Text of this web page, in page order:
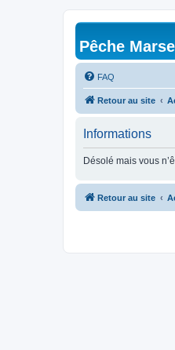
Pêche
FAQ
Retour au site
Informations
Désolé mais vous
Retour au site